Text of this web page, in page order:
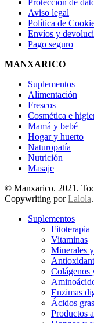
Protección de
Aviso legal
Política de
Envíos y
Pago seguro
MANXARICO
Suplementos
Alimentación
Frescos
Cosmética e
Mamá y bebé
Hogar y huerto
Naturopatía
Nutrición
Masaje
© Manxarico. 2021.
Copywriting porLalola
Suplementos
Fitoterapia
Vitaminas
Minerales
Colágenos
Enzimas
Ácidos
Productos